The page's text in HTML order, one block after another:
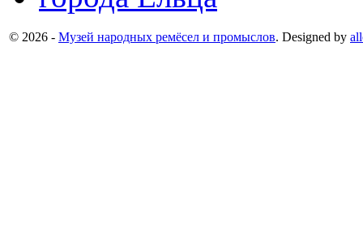
© 2026 - Музей народных ремёсел и промыслов. Designed by